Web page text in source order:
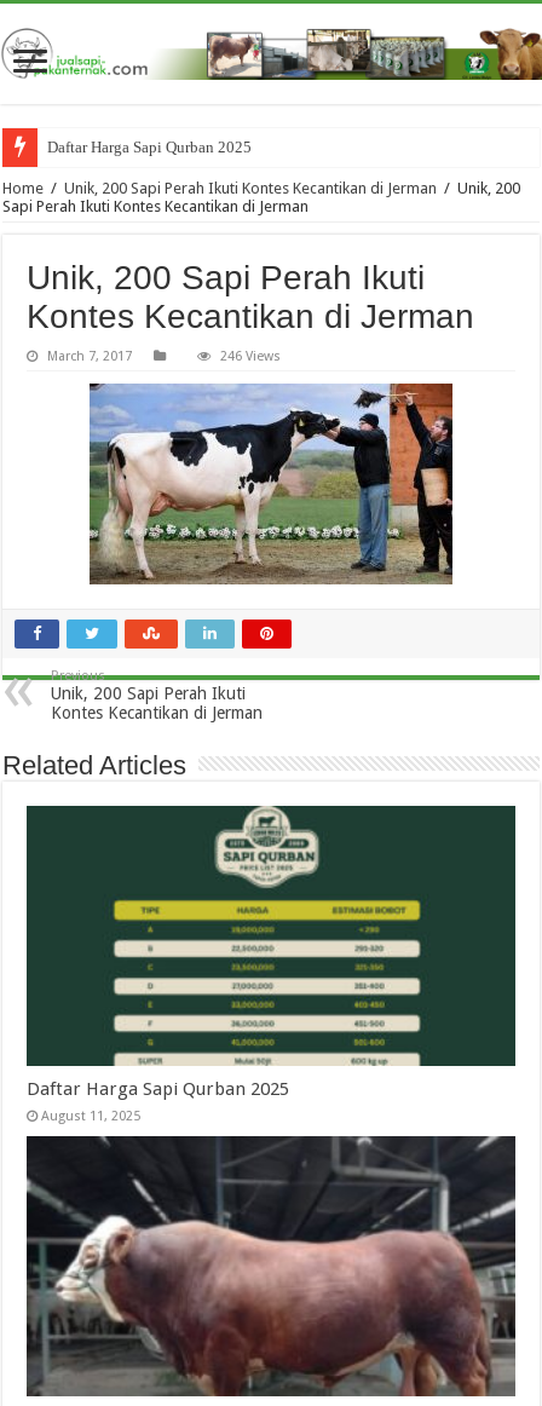
Daftar Harga Sapi Qurban 2025
Company Profile CV. Lembu Mulyo Indonesia
Home / Unik, 200 Sapi Perah Ikuti Kontes Kecantikan di Jerman / Unik, 200
Sapi Perah Ikuti Kontes Kecantikan di Jerman
Unik, 200 Sapi Perah Ikuti
Kontes Kecantikan di Jerman
March 7, 2017 246 Views
Previous
Unik, 200 Sapi Perah Ikuti
Kontes Kecantikan di Jerman
Related Articles
Daftar Harga Sapi Qurban 2025
August 11, 2025